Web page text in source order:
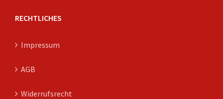
RECHTLICHES
Impressum
AGB
Widerrufsrecht